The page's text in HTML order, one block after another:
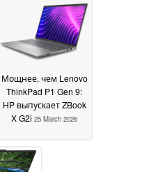
Мощнее, чем Lenovo
ThinkPad P1 Gen 9:
HP выпускает ZBook
X G2i 25 March 2026